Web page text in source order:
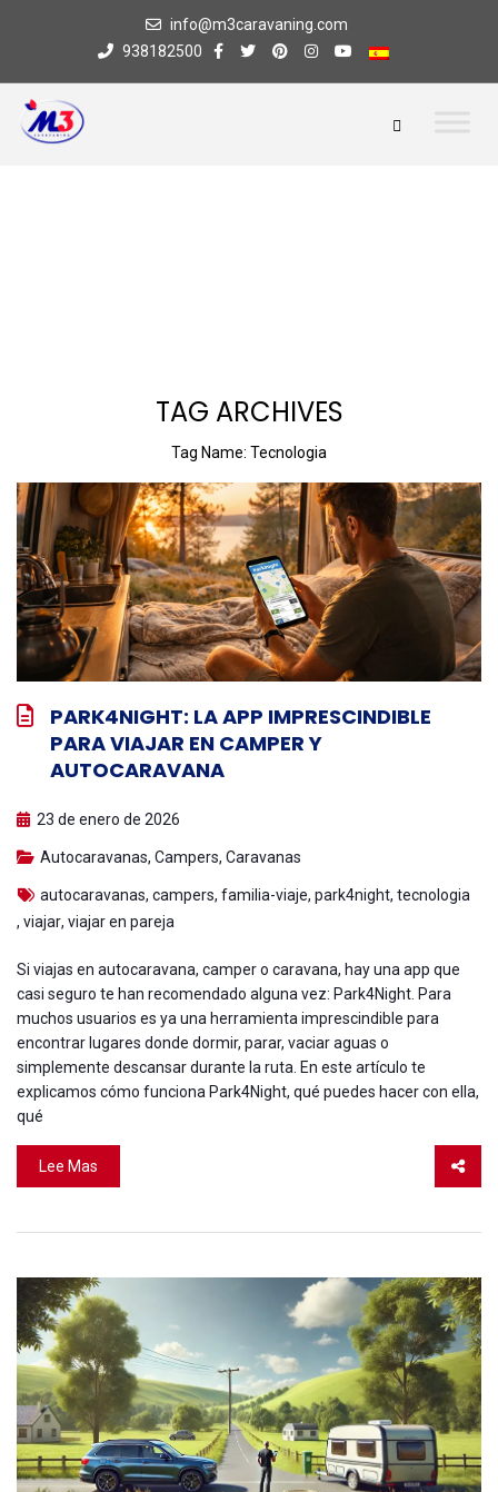
info@m3caravaning.com
938182500
TAG ARCHIVES
Tag Name: Tecnologia
PARK4NIGHT: LA APP IMPRESCINDIBLE
PARA VIAJAR EN CAMPER Y
AUTOCARAVANA
23 de enero de 2026
Autocaravanas, Campers, Caravanas
autocaravanas, campers, familia-viaje, park4night, tecnologia
, viajar, viajar en pareja
Si viajas en autocaravana, camper o caravana, hay una app que
casi seguro te han recomendado alguna vez: Park4Night. Para
muchos usuarios es ya una herramienta imprescindible para
encontrar lugares donde dormir, parar, vaciar aguas o
simplemente descansar durante la ruta. En este artículo te
explicamos cómo funciona Park4Night, qué puedes hacer con ella,
qué
Lee Mas